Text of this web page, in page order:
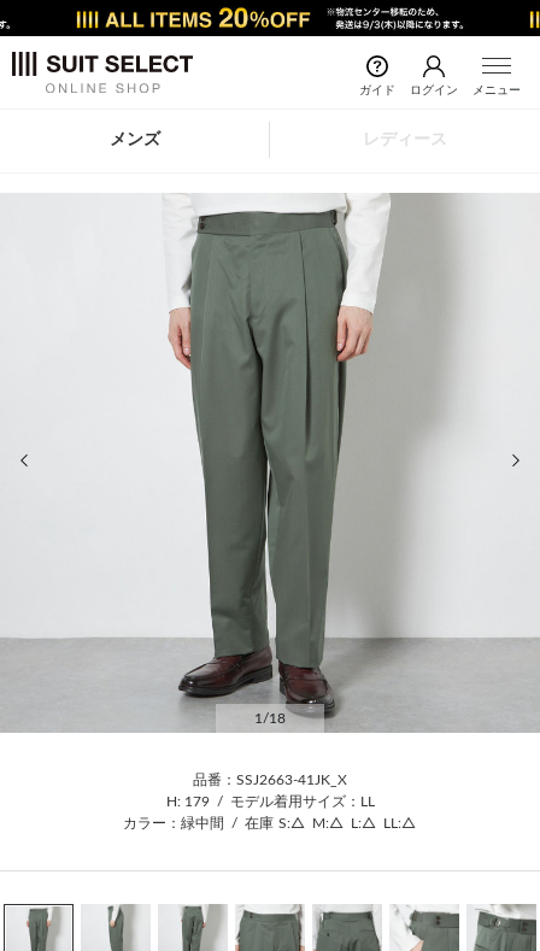
ガイド ログイン メニュー
メンズ レディース
1 /18
品番：SSJ2663-41JK_X
H: 179
/
モデル着用サイズ：LL
カラー：緑中間
/ 在庫 S:△ M:△ L:△ LL:△